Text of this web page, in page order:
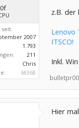
2007
1.793
211
Chris
68368
z.B. der
Lenovo
ITSCO!
Inkl.
Hier